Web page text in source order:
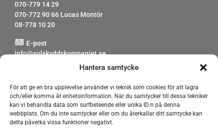
Hantera samtycke
För att ge en bra upplevelse använder vi teknik som cookies för att lagra
och/eller komma åt enhetsinformation. När du samtycker till dessa tekniker
kan vi behandla data som surfbeteende eller unika ID:n på denna
webbplats. Om du inte samtycker eller om du återkallar ditt samtycke kan
detta påverka vissa funktioner negativt.
070-779 14 29
070-772 90 66 Lucas Montör
08-778 10 20
E-post
info@solskyddskompaniet.se
Stockholm,
Sollentuna , Tullinge
och hela Stockholms län